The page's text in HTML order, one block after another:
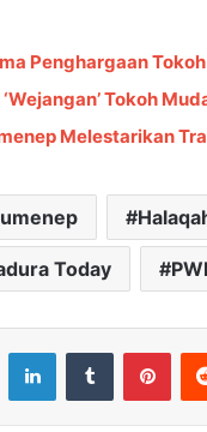
Penghargaan
‘Wejangan’ Tokoh
Melestarikan
Today